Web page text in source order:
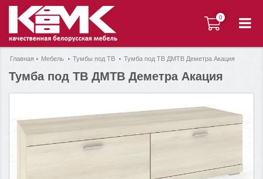
0
0
Главная Мебель Тумбы под ТВ Тумба под ТВ ДМТВ Деметра Акация
Тумба под ТВ ДМТВ Деметра Акация